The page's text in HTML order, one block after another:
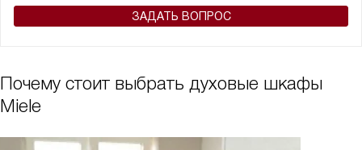
ЗАДАТЬ ВОПРОС
Почему стоит выбрать духовые шкафы
Miele